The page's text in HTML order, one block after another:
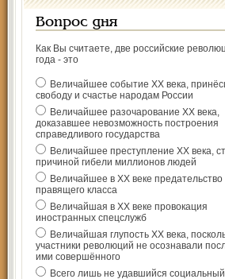
Вопрос дня
Как Вы считаете, две российские
года - это
Величайшее событие ХХ века,
свободу и счастье народам России
Величайшее разочарование ХХ века,
доказавшее невозможность построения
справедливого государства
Величайшее преступление ХХ века,
причиной гибели миллионов людей
Величайшее в ХХ веке предательство
правящего класса
Величайшая в ХХ веке провокация
иностранных спецслужб
Величайшая глупость ХХ века,
участники революций не осознавали
ими совершённого
Всего лишь не удавшийся социальный